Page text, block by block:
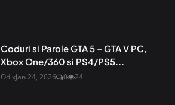
Coduri si Parole GTA 5 – GTA V PC,
Xbox One/360 si PS4/PS5...
OdixJan 24, 2026 0 24